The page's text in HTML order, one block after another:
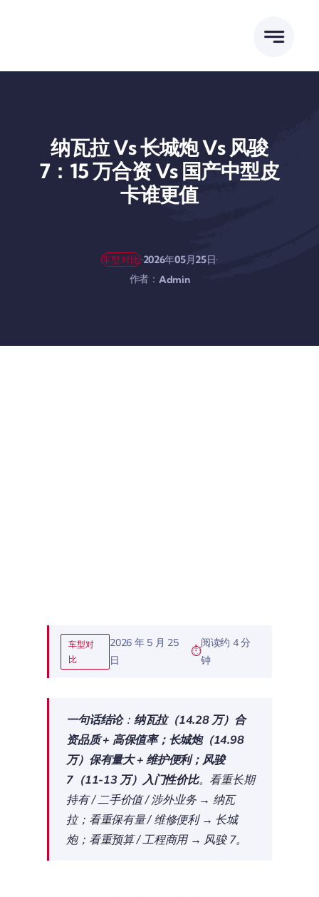
容
纳瓦拉 Vs 长城炮 Vs 风骏
7：15 万合资 Vs 国产中型皮
卡谁更值
车型对比·2026年05月25日·
作者： Admin
车型对
比
2026 年 5 月 25
日
阅读约 4 分
钟
一句话结论： 纳瓦拉（14.28 万）合
资品质 + 高保值率；长城炮（14.98
万）保有量大 + 维护便利；风骏
7（11-13 万）入门性价比。看重长期
持有 / 二手价值 / 涉外业务 → 纳瓦
拉；看重保有量 / 维修便利 → 长城
炮；看重预算 / 工程商用 → 风骏 7。